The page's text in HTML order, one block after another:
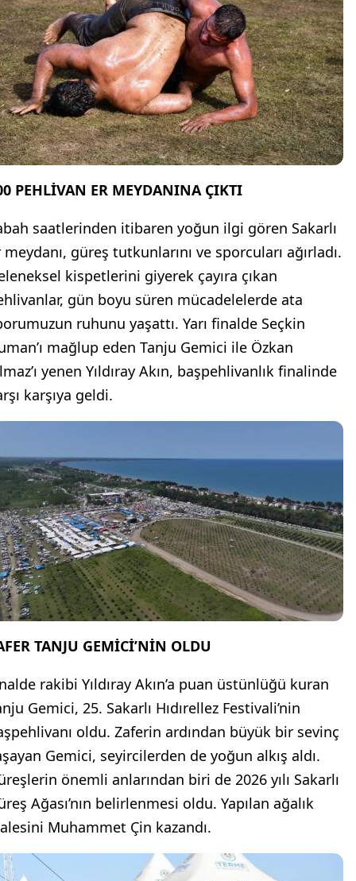
PEHLİVAN ER MEYDANINA ÇIKTI
saatlerinden itibaren yoğun ilgi gören Sakarlı
meydanı, güreş tutkunlarını ve sporcuları ağırladı.
kispetlerini giyerek çayıra çıkan
gün boyu süren mücadelelerde ata
ruhunu yaşattı. Yarı finalde Seçkin
mağlup eden Tanju Gemici ile Özkan
yenen Yıldıray Akın, başpehlivanlık finalinde
karşıya geldi.
TANJU GEMİCİ’NİN OLDU
rakibi Yıldıray Akın’a puan üstünlüğü kuran
Gemici, 25. Sakarlı Hıdırellez Festivali’nin
oldu. Zaferin ardından büyük bir sevinç
Gemici, seyircilerden de yoğun alkış aldı.
önemli anlarından biri de 2026 yılı Sakarlı
Ağası’nın belirlenmesi oldu. Yapılan ağalık
Muhammet Çin kazandı.